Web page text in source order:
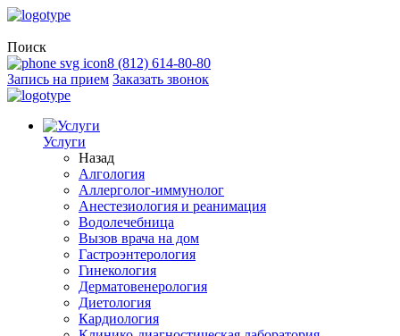
Поиск
8 (812) 614-80-80
Запись на прием Заказать звонок
Услуги
Назад
Алгология
Аллерголог-иммунолог
Анестезиология и реанимация
Водолечебница
Вызов врача на дом
Гастроэнтерология
Гинекология
Дерматовенерология
Диетология
Кардиология